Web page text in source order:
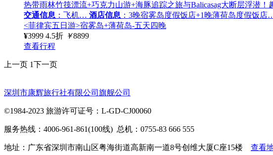
热带雨林竹筏漂流+巧克力山游+海豚追踪之旅与Balicasag大断层浮潜
交通信息 ：飞机… 酒店信息 ：3晚宿雾岛度假饭店+1晚薄荷岛度假饭店
<菲律宾五日游>宿雾岛+薄荷岛-五天四晚
¥3999 4.5折 ￥8899
查看行程
上一页 1下一页
深圳市康辉旅行社有限公司旗舰公司
©1984-2023 旅游许可证号：L-GD-CJ00060
服务热线：4006-961-861(100线) 总机：0755-83 666 555
地址：广东省深圳市南山区粤海街道高新南一道8号创维大厦C座15楼 查看